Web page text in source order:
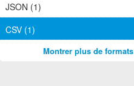
JSON (1)
CSV (1)
Montrer plus de formats